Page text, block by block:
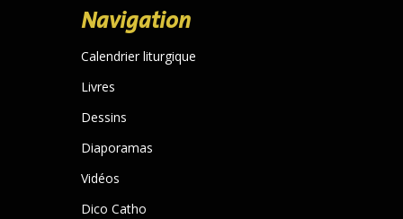
opens
window
Navigation
Calendrier liturgique
Livres
Dessins
Diaporamas
Vidéos
Dico Catho